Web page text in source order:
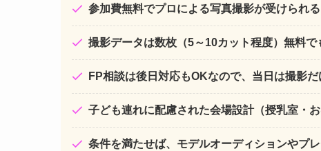
参加費無料でプロによる写真撮影が受けられる
撮影データは数枚（5～10カット程度）無料で
FP相談は後日対応もOKなので、当日は撮影
子ども連れに配慮された会場設計（授乳室・
条件を満たせば、モデルオーディションやプ